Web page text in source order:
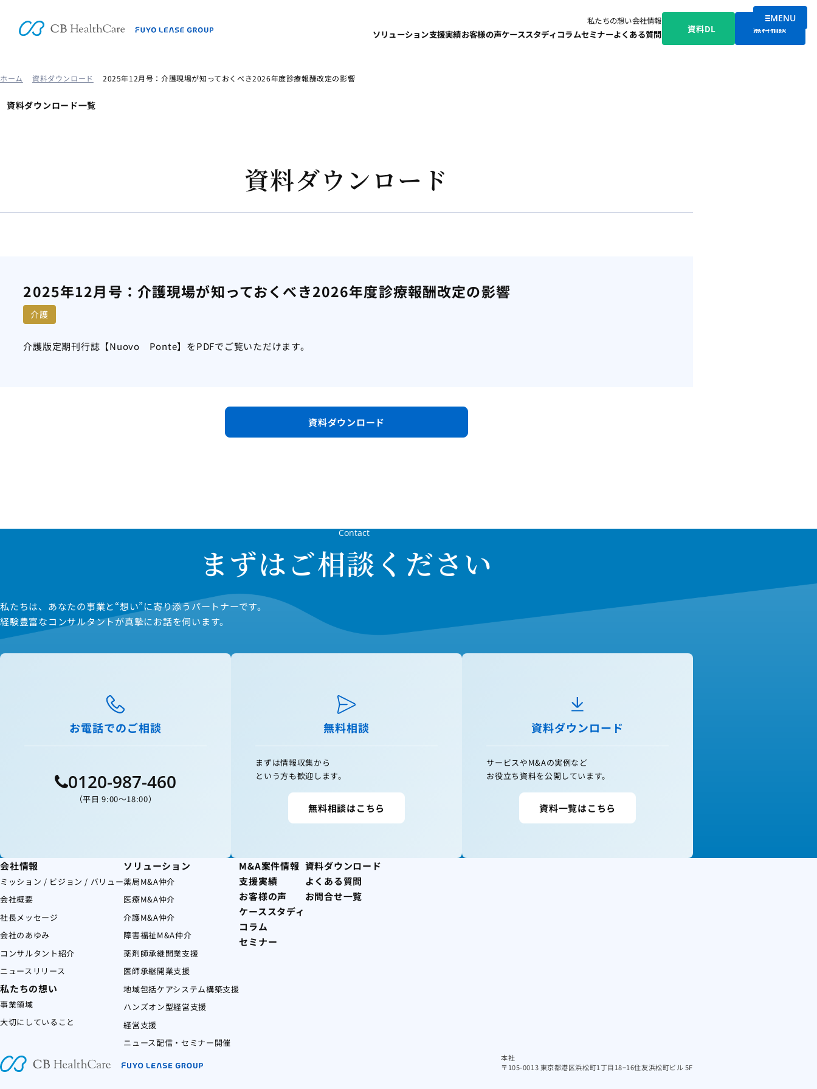
メニュー
MENU
私たちの想い会社情報
ソリューション支援実績お客様の声ケーススタディ コラムセミナーよくある質問 資料DL 無料相談
ホーム 資料ダウンロード 2025年12月号：介護現場が知っておくべき2026年度診療報酬改定の影響
資料ダウンロード一覧
資料ダウンロード
2025年12月号：介護現場が知っておくべき2026年度診療報酬改定の影響
介護
介護版定期刊行誌【Nuovo Ponte】をPDFでご覧いただけます。
資料ダウンロード
Contact
まずはご相談ください
私たちは、あなたの事業と“想い”に寄り添うパートナーです。
経験豊富なコンサルタントが真摯にお話を伺います。
お電話でのご相談
0120-987-460
（平日 9:00〜18:00）
無料相談
まずは情報収集から
という方も歓迎します。
無料相談はこちら
資料ダウンロード
サービスやM&Aの実例など
お役立ち資料を公開しています。
資料一覧はこちら
会社情報
ミッション / ビジョン / バリュー
会社概要
社長メッセージ
会社のあゆみ
コンサルタント紹介
ニュースリリース
私たちの想い
事業領域
大切にしていること
ソリューション
薬局M&A仲介
医療M&A仲介
介護M&A仲介
障害福祉M&A仲介
薬剤師承継開業支援
医師承継開業支援
地域包括ケアシステム構築支援
ハンズオン型経営支援
経営支援
ニュース配信・セミナー開催
M&A案件情報
支援実績
お客様の声
ケーススタディ
コラム
セミナー
資料ダウンロード
よくある質問
お問合せ一覧
本社
〒105-0013 東京都港区浜松町1丁目18−16住友浜松町ビル 5F